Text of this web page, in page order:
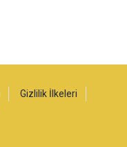
Gizlilik İlkeleri